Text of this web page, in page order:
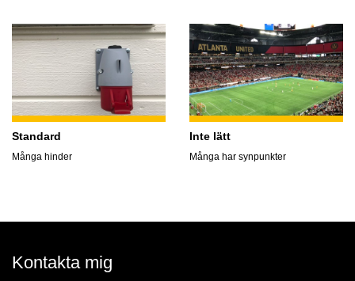
Standard
Många hinder
Inte lätt
Många har synpunkter
Kontakta mig